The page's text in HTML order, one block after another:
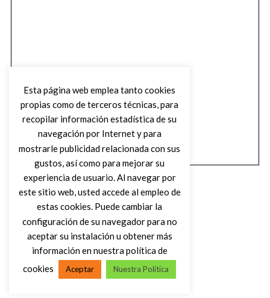
VOLVER AL INICIO
Esta página web emplea tanto cookies
propias como de terceros técnicas, para
recopilar información estadística de su
navegación por Internet y para
mostrarle publicidad relacionada con sus
gustos, así como para mejorar su
experiencia de usuario. Al navegar por
este sitio web, usted accede al empleo de
estas cookies. Puede cambiar la
configuración de su navegador para no
aceptar su instalación u obtener más
información en nuestra política de
cookies
Aceptar Nuestra Política